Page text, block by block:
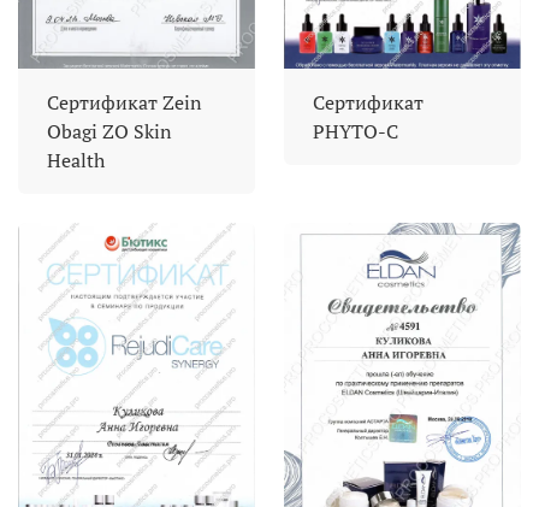
Сертификат Zein
Obagi ZO Skin
Health
Сертификат
PHYTO-C